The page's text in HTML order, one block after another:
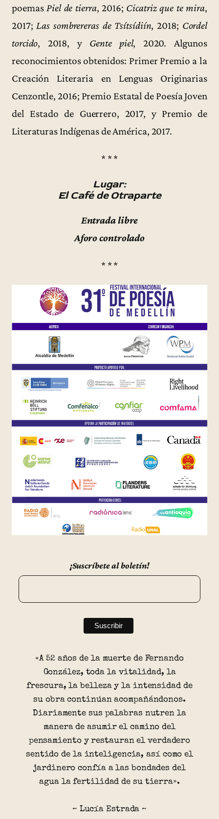
poemasPiel de tierra, 2016; Cicatriz que te mira,
2017;Las sombrereras de Tsítsídiín, 2018; Cordel
torcido, 2018, y Gente piel, 2020. Algunos
reconocimientos obtenidos: Primer Premio a la
Creación Literaria en Lenguas Originarias
Cenzontle, 2016; Premio Estatal de Poesía Joven
del Estado de Guerrero, 2017, y Premio de
Literaturas Indígenas de América, 2017.
* * *
Lugar:
El Café de Otraparte
Entrada libre
Aforo controlado
* * *
¡Suscríbete al boletín!
«A 52 años de la muerte de Fernando
González, toda la vitalidad, la
frescura, la belleza y la intensidad de
su obra continúan acompañándonos.
Diariamente sus palabras nutren la
manera de asumir el camino del
pensamiento y restauran el verdadero
sentido de la inteligencia, así como el
jardinero confía a las bondades del
agua la fertilidad de su tierra».
~ Lucía Estrada ~